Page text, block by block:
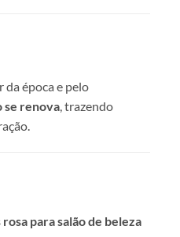
época e pelo
se renova, trazendo
para salão de beleza